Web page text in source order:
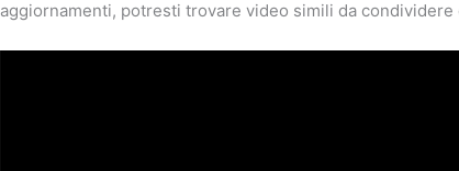
aggiornamenti, potresti trovare video simili da